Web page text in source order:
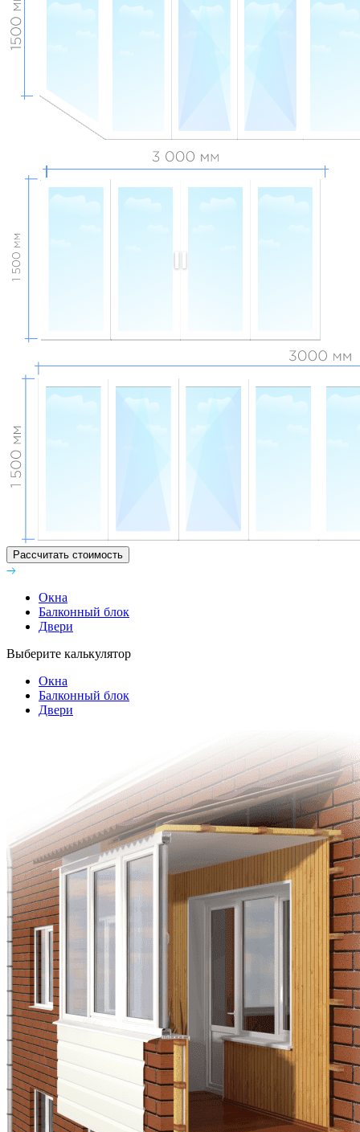
Рассчитать стоимость
Окна
Балконный блок
Двери
Выберите калькулятор
Окна
Балконный блок
Двери